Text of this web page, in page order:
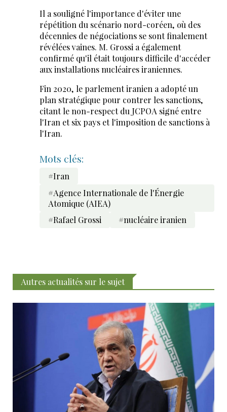
Il a souligné l'importance d'éviter une
répétition du scénario nord-coréen, où des
décennies de négociations se sont finalement
révélées vaines. M. Grossi a également
confirmé qu'il était toujours difficile d'accéder
aux installations nucléaires iraniennes.
Fin 2020, le parlement iranien a adopté un
plan stratégique pour contrer les sanctions,
citant le non-respect du JCPOA signé entre
l'Iran et six pays et l'imposition de sanctions à
l'Iran.
Mots clés:
#Iran
#Agence Internationale de l'Énergie
Atomique (AIEA)
#Rafael Grossi
#nucléaire iranien
Autres actualités sur le sujet